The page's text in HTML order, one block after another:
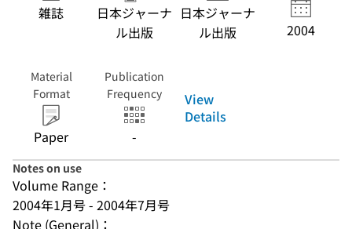
雑誌
日本ジャーナ
ル出版
日本ジャーナ
ル出版
2004
Material
Format
Paper
Publication
Frequency
-
View
Details
Notes on use
Volume Range：
2004年1月号 - 2004年7月号
Note (General)：